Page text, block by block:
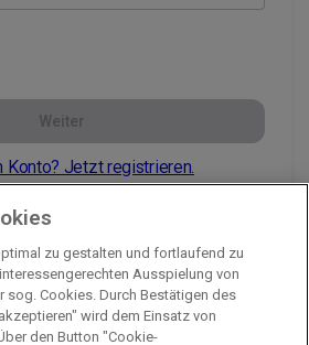
Weiter
Konto? Jetzt registrieren.
zu gestalten und fortlaufend zu
Ausspielung von
sog. Cookies. Durch Bestätigen des
wird dem Einsatz von
den Button "Cookie-